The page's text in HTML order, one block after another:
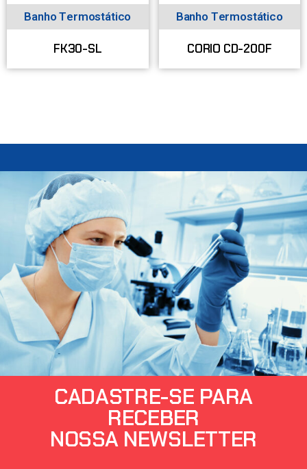
Banho Termostático
FK30-SL
Banho Termostático
CORIO CD-200F
CADASTRE-SE PARA
RECEBER
NOSSA NEWSLETTER